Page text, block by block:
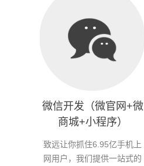
微信开发（微官网+微
商城+小程序）
致远让你抓住6.95亿手机上
网用户，我们提供一站式的